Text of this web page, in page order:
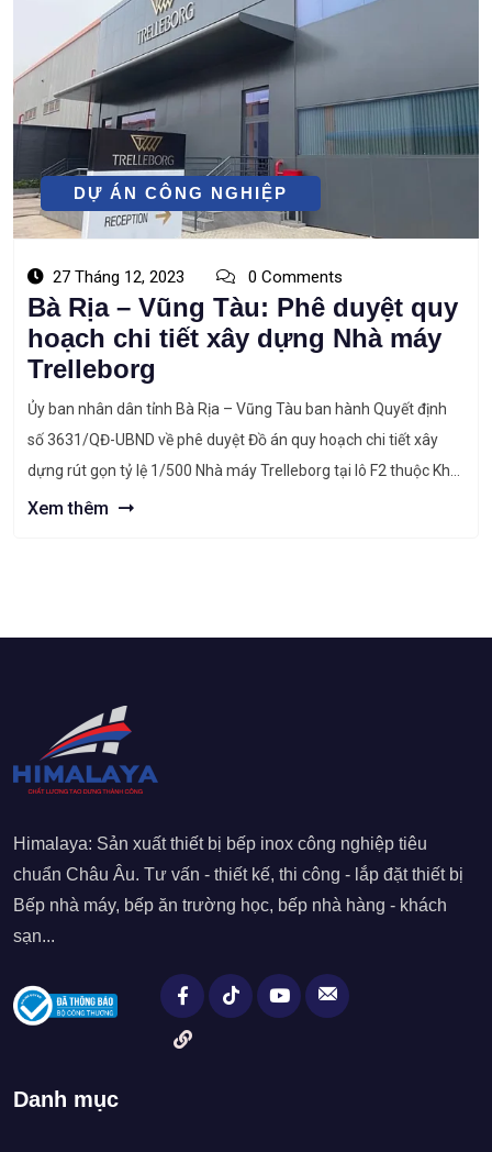
DỰ ÁN CÔNG NGHIỆP
27 Tháng 12, 2023 0 Comments
Bà Rịa – Vũng Tàu: Phê duyệt quy
hoạch chi tiết xây dựng Nhà máy
Trelleborg
Ủy ban nhân dân tỉnh Bà Rịa – Vũng Tàu ban hành Quyết định
số 3631/QĐ-UBND về phê duyệt Đồ án quy hoạch chi tiết xây
dựng rút gọn tỷ lệ 1/500 Nhà máy Trelleborg tại lô F2 thuộc Khu
công nghiệp chuyên sâu Phú Mỹ 3, phường Phước Hòa, thị xã
Xem thêm
Himalaya: Sản xuất thiết bị bếp inox công nghiệp tiêu
chuẩn Châu Âu. Tư vấn - thiết kế, thi công - lắp đặt thiết bị
Bếp nhà máy, bếp ăn trường học, bếp nhà hàng - khách
sạn...
Danh mục